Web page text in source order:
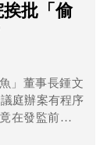
挨批「偷
」董事長鍾文
庭辦案有程序
在發監前解除